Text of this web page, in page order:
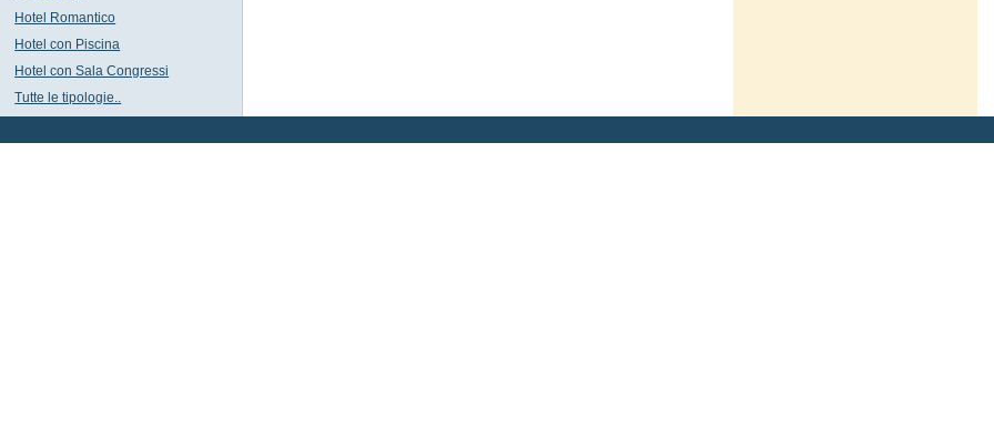
Hotel Romantico
Hotel con Piscina
Hotel con Sala Congressi
Tutte le tipologie..